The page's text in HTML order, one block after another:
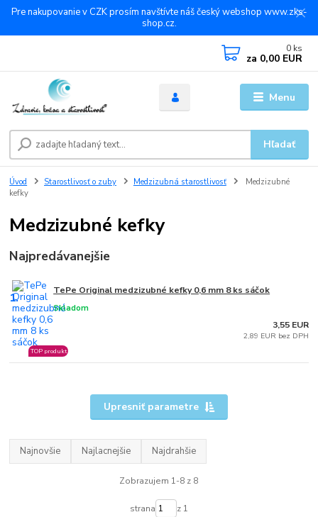
Pre nakupovanie v CZK prosím navštívte náš český webshop www.zks-
shop.cz.
Menu
Hľadať
0 ks
za 0,00 EUR
Úvod Starostlivosť o zuby Medzizubná starostlivosť
Medzizubné
kefky
Medzizubné kefky
Najpredávanejšie
1. TePe Original medzizubné kefky 0,6 mm 8 ks sáčok
Skladom
TOP produkt
3,55 EUR
2,89 EUR bez DPH
Upresniť parametre
Najnovšie Najlacnejšie Najdrahšie
Zobrazujem 1-8 z 8
strana z 1